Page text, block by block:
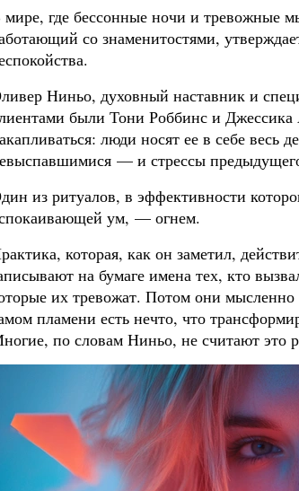
где бессонные ночи и тревожные
со знаменитостями,
Ниньо, духовный наставник и
были Тони Роббинс и Джессика
люди носят ее в себе весь
— и стрессы
из ритуалов, в эффективности
ум, — огнем.
которая, как он заметил,
на бумаге имена тех, кто
их тревожат. Потом они
пламени есть нечто, что
по словам Ниньо, не считают это